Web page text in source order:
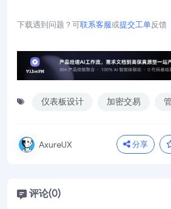
下载遇到问题？可联系客服或提交工单反馈
仪表板设计 加密交易
AxureUX 分享
评论(0)